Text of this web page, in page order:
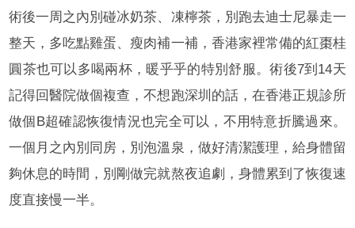
術後一周之內別碰冰奶茶、凍檸茶，別跑去迪士尼暴走一
整天，多吃點雞蛋、瘦肉補一補，香港家裡常備的紅棗桂
圓茶也可以多喝兩杯，暖乎乎的特別舒服。術後7到14天
記得回醫院做個複查，不想跑深圳的話，在香港正規診所
做個B超確認恢復情況也完全可以，不用特意折騰過來。
一個月之內別同房，別泡溫泉，做好清潔護理，給身體留
夠休息的時間，別剛做完就熬夜追劇，身體累到了恢復速
度直接慢一半。